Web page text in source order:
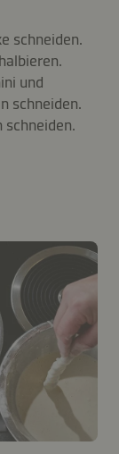
schneiden.
und
schneiden.
schneiden.